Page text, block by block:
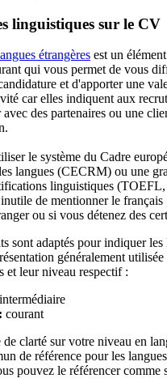
linguistiques sur le CV
étrangères est un
qui vous permet de vous
et d'apporter une
car elles indiquent aux
des partenaires ou une
le système du Cadre
langues (CECRM) ou une
linguistiques
inutile de mentionner le
ou si vous détenez des
sont adaptés pour indiquer les
généralement utilisée
et leur niveau respectif :
intermédiaire
courant
de clarté sur votre niveau en
de référence pour les
pouvez le référencer comme